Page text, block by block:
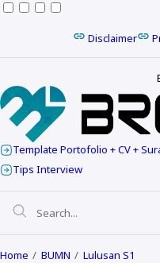
Disclaimer
Template Portofolio + CV +
Tips Interview
Home BUMN Lulusan S1